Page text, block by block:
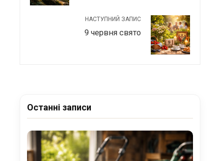
НАСТУПНИЙ ЗАПИС
9 червня свято
Останні записи